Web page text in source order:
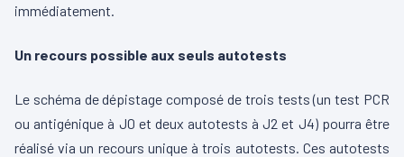
immédiatement.
Un recours possible aux seuls autotests
Le schéma de dépistage composé de trois tests (un test PCR
ou antigénique à J0 et deux autotests à J2 et J4) pourra être
réalisé via un recours unique à trois autotests. Ces autotests